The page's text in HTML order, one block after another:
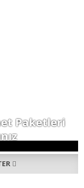
Paketleri